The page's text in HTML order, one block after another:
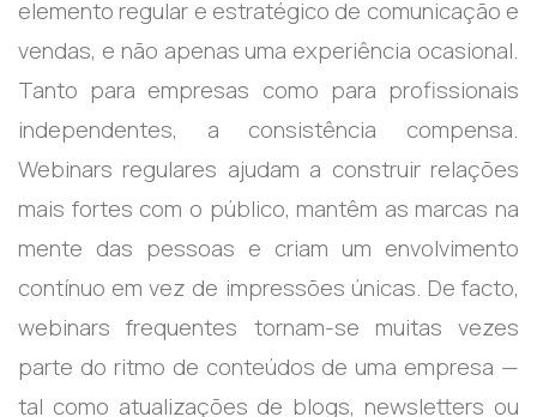
elemento regular e estratégico de comunicação e
vendas, e não apenas uma experiência ocasional.
Tanto para empresas como para profissionais
independentes, a consistência compensa.
Webinars regulares ajudam a construir relações
mais fortes com o público, mantêm as marcas na
mente das pessoas e criam um envolvimento
contínuo em vez de impressões únicas. De facto,
webinars frequentes tornam-se muitas vezes
parte do ritmo de conteúdos de uma empresa —
tal como atualizações de blogs, newsletters ou